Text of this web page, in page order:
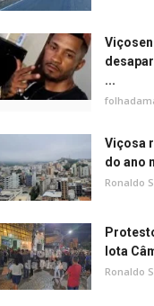
...
Viçosa
do ano
Ronaldo
lota
Ronaldo